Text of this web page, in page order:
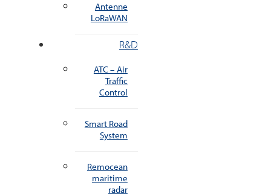
Antenne
LoRaWAN
R&D
ATC – Air
Traffic
Control
Smart Road
System
Remocean
maritime
radar